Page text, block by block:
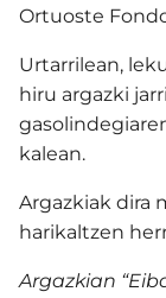
Ortuoste
Urtarrilean,
hiru argazki
kalean.
Argazkiak dira
harikaltzen
Argazkian